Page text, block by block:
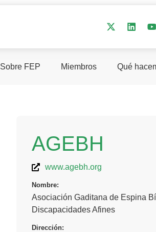
Sobre FEP Miembros Qué
AGEBH
www.agebh.org
Nombre:
Asociación Gaditana de Espina
Discapacidades Afines
Dirección: